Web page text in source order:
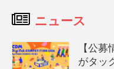
ニュース
【公
がタッ